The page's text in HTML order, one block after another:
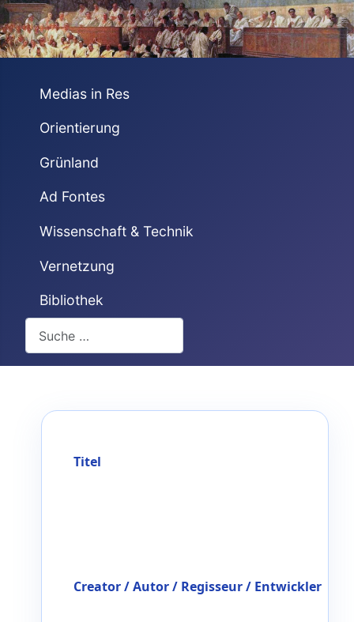
Medias in Res
Orientierung
Grünland
Ad Fontes
Wissenschaft & Technik
Vernetzung
Bibliothek
Titel
Creator / Autor / Regisseur / Entwickler